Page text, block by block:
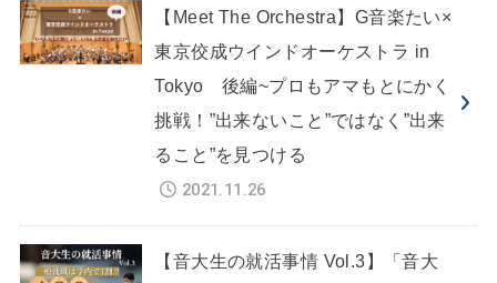
【Meet The Orchestra】G音楽たい×
東京佼成ウインドオーケストラ in
Tokyo 後編~プロもアマもとにかく
挑戦！”出来ないこと”ではなく”出来
ること”を見つける
2021.11.26
【音大生の就活事情 Vol.3】「音大